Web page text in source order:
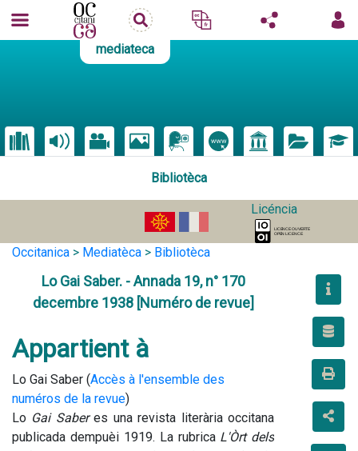
mediateca
Bibliotèca
Licéncia
Occitanica > Mediatèca > Bibliotèca
Lo Gai Saber. - Annada 19, n° 170
decembre 1938 [Numéro de revue]
Appartient à
Lo Gai Saber (Accès à l'ensemble des
numéros de la revue)
Lo Gai Saber es una revista literària occitana
publicada dempuèi 1919. La rubrica L'Òrt dels